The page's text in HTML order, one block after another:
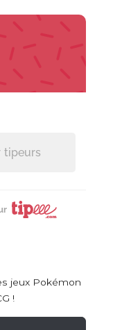
tipeurs
jeux Pokémon
!